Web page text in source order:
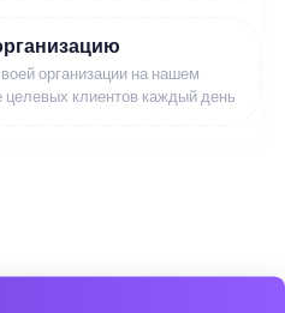
организации на нашем
целевых клиентов каждый день